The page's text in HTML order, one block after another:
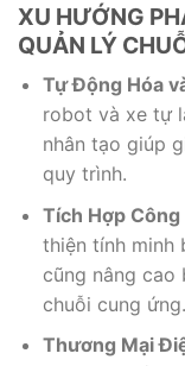
XU HƯỚNG
QUẢN LÝ
Tự Động Hóa
robot và xe tự
nhân tạo giúp
quy trình.
Tích Hợp
thiện tính minh
cũng nâng
chuỗi cung ứng.
Thương Mại